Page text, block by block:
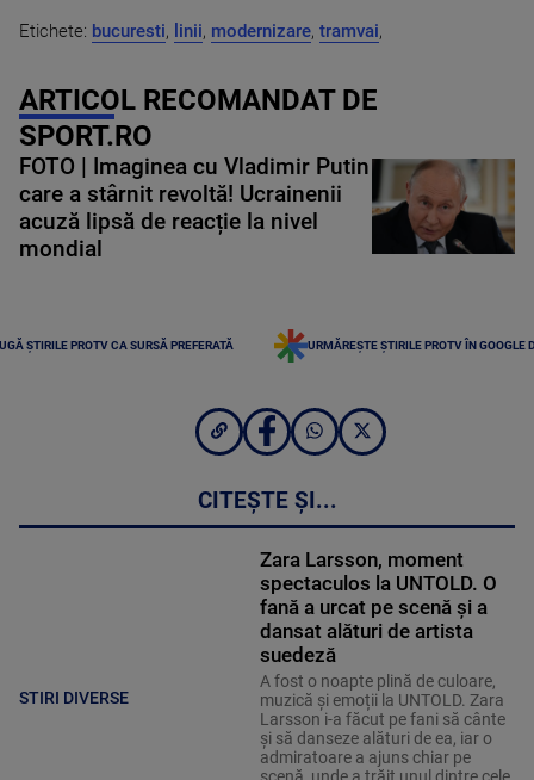
Etichete: bucuresti, linii, modernizare, tramvai,
ARTICOL RECOMANDAT DE
SPORT.RO
FOTO | Imaginea cu Vladimir Putin
care a stârnit revoltă! Ucrainenii
acuză lipsă de reacție la nivel
mondial
ȘTIRILE PROTV CA SURSĂ PREFERATĂ URMĂREȘTE ȘTIRILE PROTV ÎN GOOGLE
CITEȘTE ȘI...
STIRI DIVERSE
Zara Larsson, moment
spectaculos la UNTOLD. O
fană a urcat pe scenă și a
dansat alături de artista
suedeză
A fost o noapte plină de culoare,
muzică și emoții la UNTOLD. Zara
Larsson i-a făcut pe fani să cânte
și să danseze alături de ea, iar o
admiratoare a ajuns chiar pe